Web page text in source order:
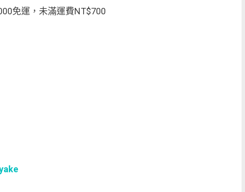
免運，未滿運費NT$700